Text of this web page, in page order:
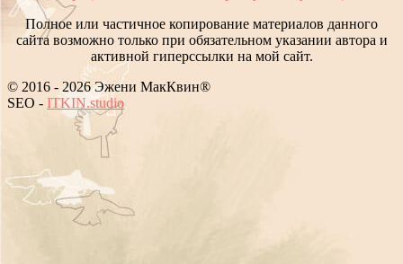
Полное или частичное копирование материалов данного
сайта возможно только при обязательном указании автора и
активной гиперссылки на мой сайт.
© 2016 - 2026 Эжени МакКвин®
PPC- ITKIN.studio